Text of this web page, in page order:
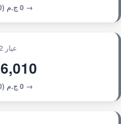
→ 0 ج.م (0.00%)
عيار 22
6,010 ج.م
→ 0 ج.م (0.00%)